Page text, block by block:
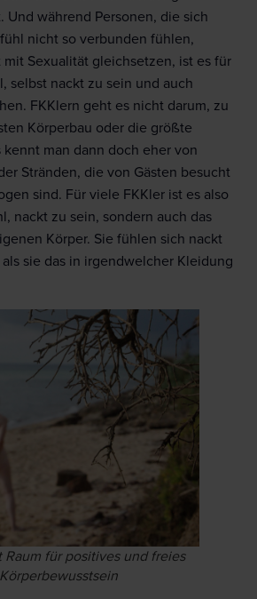
Und während Personen, die sich
nicht so verbunden fühlen,
Sexualität gleichsetzen, ist es für
selbst nackt zu sein und auch
FKKlern geht es nicht darum, zu
Körperbau oder die größte
kennt man dann doch eher von
Stränden, die von Gästen besucht
sind. Für viele FKKler ist es also
nackt zu sein, sondern auch das
Körper. Sie fühlen sich nackt
sie das in irgendwelcher Kleidung
Raum für positives und freies
Körperbewusstsein